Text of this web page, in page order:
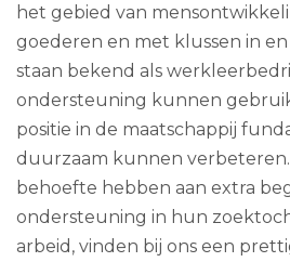
het gebied van
goederen en met klussen in
staan bekend als
ondersteuning kunnen
positie in de maatschappij
duurzaam kunnen verbeteren.
behoefte hebben aan extra
ondersteuning in hun
arbeid, vinden bij ons een